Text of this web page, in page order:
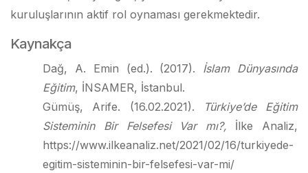
kuruluşlarının aktif rol oynaması gerekmektedir.
Kaynakça
Dağ, A. Emin (ed.). (2017). İslam Dünyasında
Eğitim, İNSAMER, İstanbul.
Gümüş, Arife. (16.02.2021).
Türkiye’de Eğitim
Sisteminin Bir Felsefesi Var mı?, İlke Analiz,
https://www.ilkeanaliz.net/2021/02/16/turkiyede-
egitim-sisteminin-bir-felsefesi-var-mi/